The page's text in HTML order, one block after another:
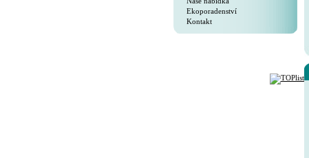
Ekoporadenství
Kontakt